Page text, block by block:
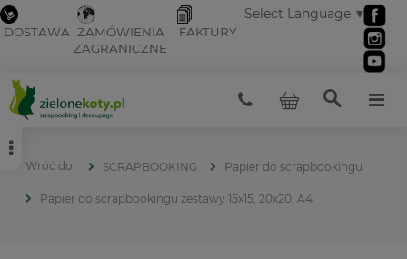
DOSTAWA ZAMÓWIENIA
ZAGRANICZNE
FAKTURY
Select Language ▼
SCRAPBOOKING Papier do scrapbookingu
Papier do scrapbookingu zestawy 15x15, 20x20, A4